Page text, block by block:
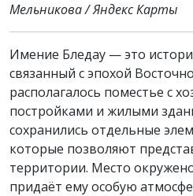
Мельникова / Яндекс Карты
Имение Бледау — это
связанный с эпохой
располагалось поместье с
постройками и жилыми
сохранились отдельные
которые позволяют
территории. Место
придаёт ему особую